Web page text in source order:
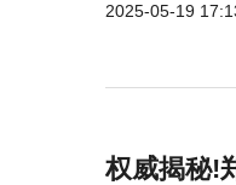
2025-05-19
权威揭秘!